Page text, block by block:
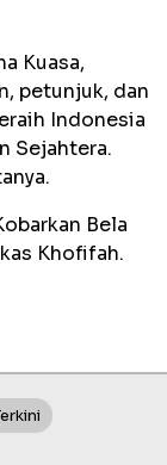
Kuasa,
petunjuk, dan
Indonesia
Sejahtera.
Bela
Khofifah.